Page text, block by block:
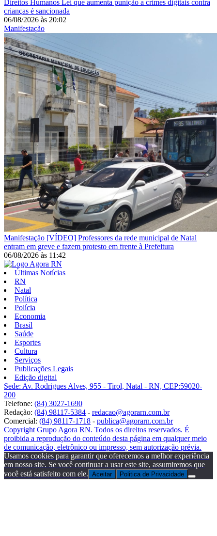
Direitos Humanos Lei que aumenta punição a crimes digitais contra
crianças é sancionada
06/08/2026 às 20:02
Manifestação
Manifestação [VÍDEO] Professores da rede municipal de Natal
entram em greve e fazem protesto em frente à Prefeitura
06/08/2026 às 11:42
Últimas Notícias
RN
Natal
Política
Polícia
Economia
Brasil
Saúde
Esportes
Cultura
Serviços
Publicações Legais
Edição digital
Sede: Av. Rodrigues Alves, 955 - Tirol, Natal - RN, CEP:59020-
200
Telefone: (84) 3027-1690
Redação: (84) 98117-5384 - redacao@agorarn.com.br
Comercial: (84) 98117-1718 - publica@agorarn.com.br
Copyright Grupo Agora RN. Todos os direitos reservados. É
proibida a reprodução do conteúdo desta página em qualquer meio
de comunicação, eletrônico ou impresso, sem autorização prévia.
Usamos cookies para garantir que oferecemos a melhor experiência
em nosso site. Se você continuar a usar este site, assumiremos que
você está satisfeito com ele. Aceitar Politica de Privacidade